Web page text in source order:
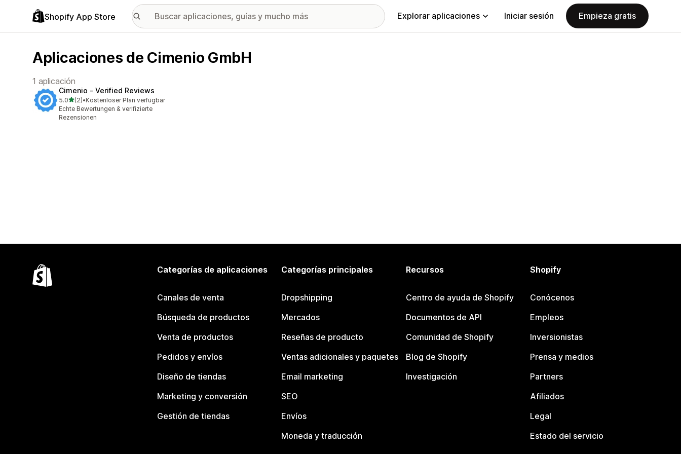
Shopify App Store Explorar aplicaciones Iniciar sesión Empieza gratis
Aplicaciones de Cimenio GmbH
1 aplicación
Cimenio ‑ Verified Reviews
5.0de 5 estrellas
(2)
2 reseñas en total
•Kostenloser Plan verfügbar
Echte Bewertungen & verifizierte
Rezensionen
Categorías de aplicaciones
Canales de venta
Búsqueda de productos
Venta de productos
Pedidos y envíos
Diseño de tiendas
Marketing y conversión
Gestión de tiendas
Categorías principales
Dropshipping
Mercados
Reseñas de producto
Ventas adicionales y paquetes
Email marketing
SEO
Envíos
Moneda y traducción
Recursos
Centro de ayuda de Shopify
Documentos de API
Comunidad de Shopify
Blog de Shopify
Investigación
Shopify
Conócenos
Empleos
Inversionistas
Prensa y medios
Partners
Afiliados
Legal
Estado del servicio